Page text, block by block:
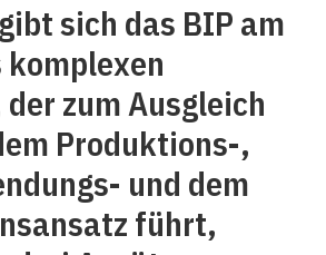
sich das BIP am
komplexen
der zum Ausgleich
Produktions-,
und dem
führt,